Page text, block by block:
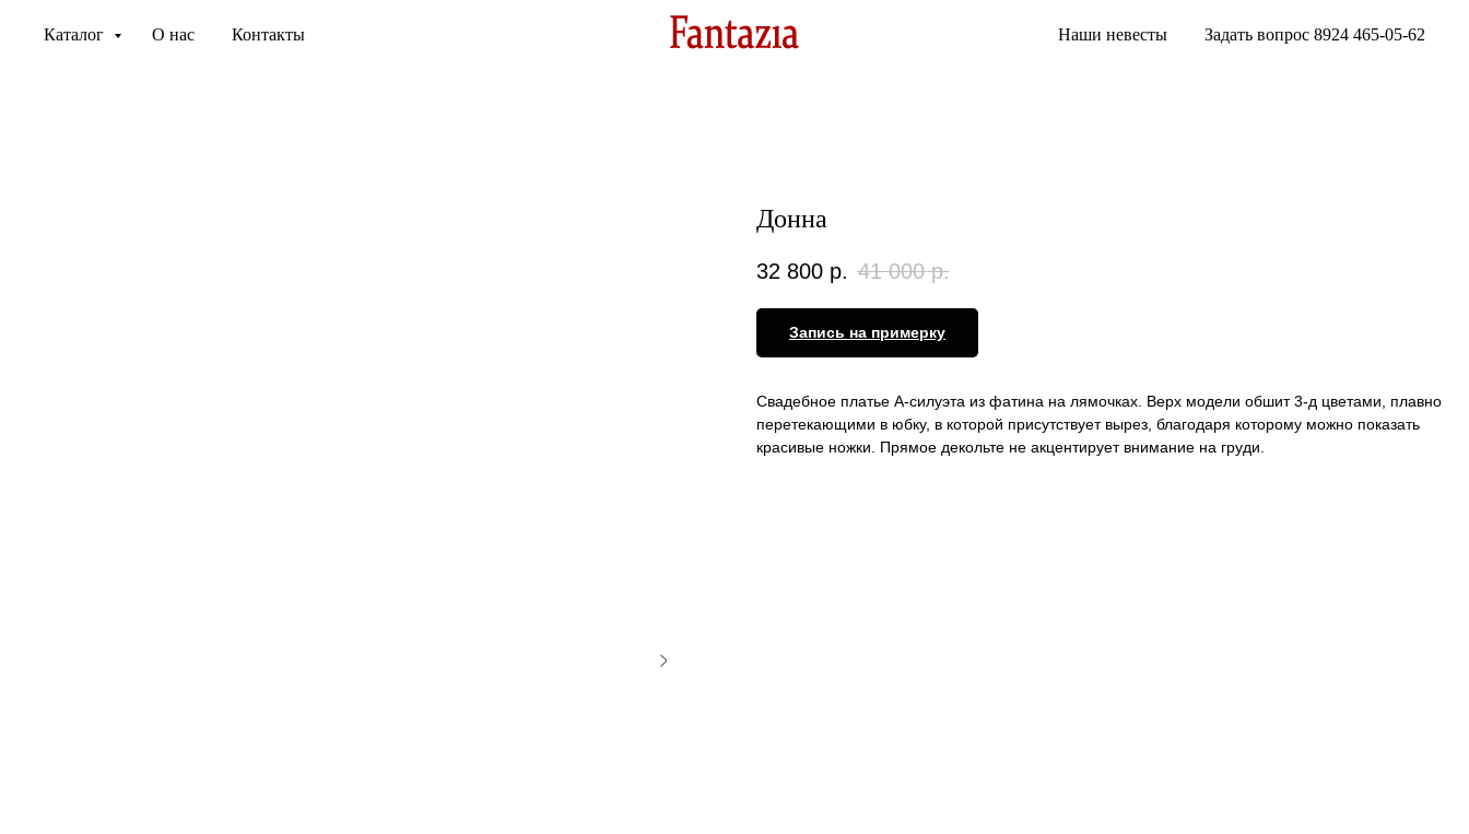
Каталог О нас Контакты Наши невесты Задать вопрос 8924 465-05-62
Донна
32 800 р. 41 000 р.
Запись на примерку
Свадебное платье А-силуэта из фатина на лямочках. Верх модели обшит 3-д цветами, плавно
перетекающими в юбку, в которой присутствует вырез, благодаря которому можно показать
красивые ножки. Прямое декольте не акцентирует внимание на груди.